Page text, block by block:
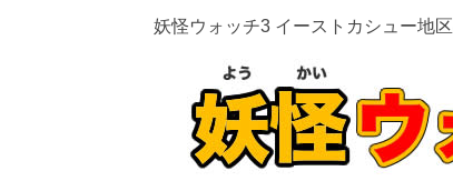
妖怪ウォッチ3 イーストカシュー地